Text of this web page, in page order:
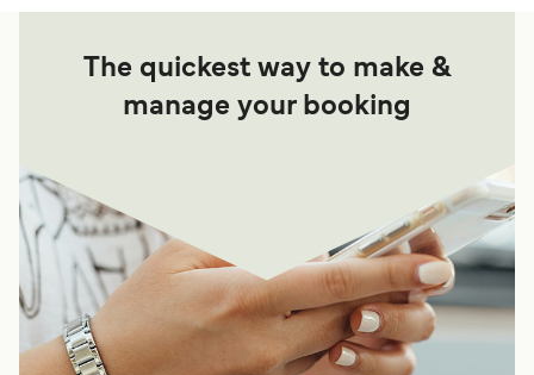
The quickest way to make &
manage your booking